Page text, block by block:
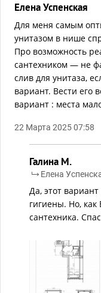
Елена Успенская
Для меня самым
унитазом в нише
Про возможность
сантехником — не
слив для унитаза,
вариант. Вести его
вариант : места
22 Марта 2025 07:58
Галина М.
Елена
Да, этот
гигиены. Но, как
сантехника.